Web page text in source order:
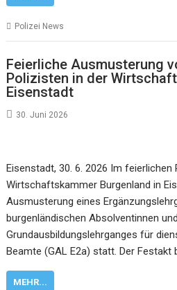
Polizei News
Feierliche Ausmusterung
Polizisten in der
Eisenstadt
30. Juni 2026
Eisenstadt, 30. 6. 2026 Im feierlichen
Wirtschaftskammer Burgenland in
Ausmusterung eines
burgenländischen Absolventinnen
Grundausbildungslehrganges für
Beamte (GAL E2a) statt. Der Festakt
MEHR...